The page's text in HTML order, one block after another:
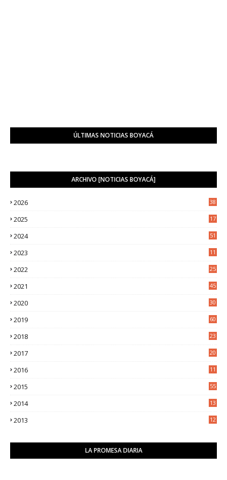
ÚLTIMAS NOTICIAS BOYACÁ
ARCHIVO [NOTICIAS BOYACÁ]
2026 38
2025
17
2024 51
2023
11
2022
25
2021
45
2020
30
2019 60
2018
23
2017
20
2016
11
2015 55
2014
13
2013
12
LA PROMESA DIARIA